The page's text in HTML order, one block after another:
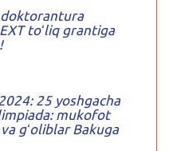
doktorantura
toʻliq grantiga
25 yoshgacha
mukofot
gʻoliblar Bakuga